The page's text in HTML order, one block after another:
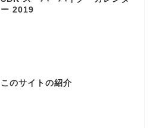
ー 2019
このサイトの紹介